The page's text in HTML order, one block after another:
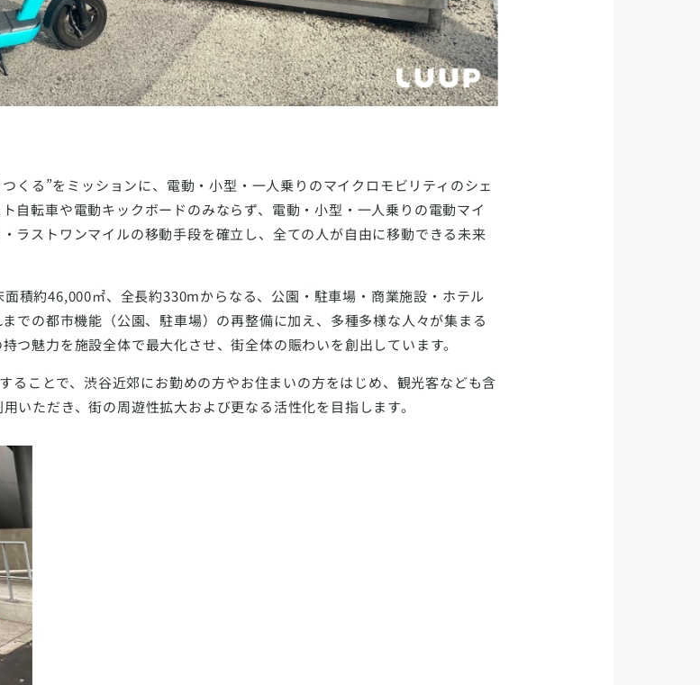
くる”をミッションに、電動・小型・一人乗りのマイクロモビリティのシェ
自転車や電動キックボードのみならず、電動・小型・一人乗りの電動マイ
ラストワンマイルの移動手段を確立し、全ての人が自由に移動できる未来
積約46,000㎡、全長約330mからなる、公園・駐車場・商業施設・ホテル
での都市機能（公園、駐車場）の再整備に加え、多種多様な人々が集まる
つ魅力を施設全体で最大化させ、街全体の賑わいを創出しています。
ることで、渋谷近郊にお勤めの方やお住まいの方をはじめ、観光客なども含
いただき、街の周遊性拡大および更なる活性化を目指します。